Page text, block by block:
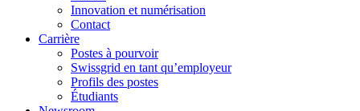
Innovation et numérisation
Contact
Carrière
Postes à pourvoir
Swissgrid en tant qu’employeur
Profils des postes
Étudiants